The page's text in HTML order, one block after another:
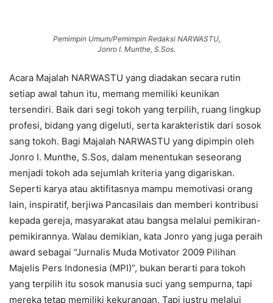
Pemimpin Umum/Pemimpin Redaksi NARWASTU,
Jonro I. Munthe, S.Sos.
Acara Majalah NARWASTU yang diadakan secara rutin
setiap awal tahun itu, memang memiliki keunikan
tersendiri. Baik dari segi tokoh yang terpilih, ruang lingkup
profesi, bidang yang digeluti, serta karakteristik dari sosok
sang tokoh. Bagi Majalah NARWASTU yang dipimpin oleh
Jonro I. Munthe, S.Sos, dalam menentukan seseorang
menjadi tokoh ada sejumlah kriteria yang digariskan.
Seperti karya atau aktifitasnya mampu memotivasi orang
lain, inspiratif, berjiwa Pancasilais dan memberi kontribusi
kepada gereja, masyarakat atau bangsa melalui pemikiran-
pemikirannya. Walau demikian, kata Jonro yang juga peraih
award sebagai “Jurnalis Muda Motivator 2009 Pilihan
Majelis Pers Indonesia (MPI)”, bukan berarti para tokoh
yang terpilih itu sosok manusia suci yang sempurna, tapi
mereka tetap memiliki kekurangan. Tapi justru melalui